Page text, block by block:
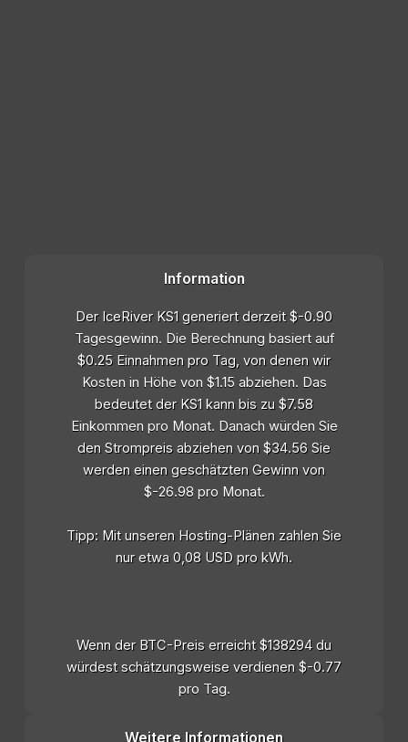
Information
Der IceRiver KS1 generiert derzeit $-0.90
Tagesgewinn. Die Berechnung basiert auf
$0.25 Einnahmen pro Tag, von denen wir
Kosten in Höhe von $1.15 abziehen. Das
bedeutet der KS1 kann bis zu $7.58
Einkommen pro Monat. Danach würden Sie
den Strompreis abziehen von $34.56 Sie
werden einen geschätzten Gewinn von
$-26.98 pro Monat.
Tipp: Mit unseren Hosting-Plänen zahlen Sie
nur etwa 0,08 USD pro kWh.
Wenn der BTC-Preis erreicht $138294 du
würdest schätzungsweise verdienen $-0.77
pro Tag.
Weitere Informationen